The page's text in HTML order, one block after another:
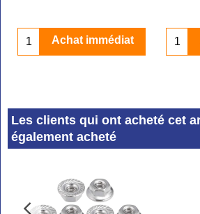
Achat immédiat
Les clients qui ont acheté cet
également acheté